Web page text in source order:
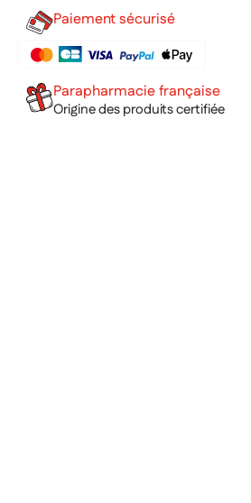
Paiement sécurisé
Parapharmacie française
Origine des produits certifiée